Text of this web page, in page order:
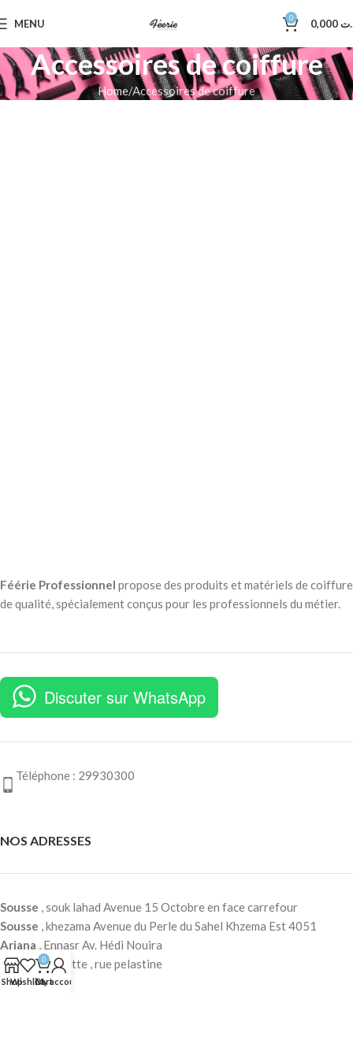
MENU 0
Accessoires de coiffure
Home Accessoires de coiffure
Féérie Professionnel propose des produits et matériels de coiffure
de qualité, spécialement conçus pour les professionnels du métier.
Discuter sur WhatsApp
Téléphone : 29930300
NOS ADRESSES
Sousse , souk lahad Avenue 15 Octobre en face carrefour
Sousse , khezama Avenue du Perle du Sahel Khzema Est 4051
Ariana , Ennasr Av. Hédi Nouira
Tunis, Lafayette , rue pelastine
ShopWishlist
0
Cart
My account